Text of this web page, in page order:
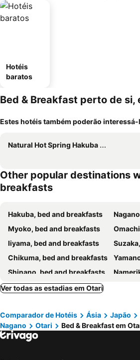
Hotéis
baratos
Bed & Breakfast perto de si,
Estes hotéis também poderão interessá-
Natural Hot Spring Hakuba Symphony
Other popular destinations
breakfasts
Hakuba, bed and breakfasts
Myoko, bed and breakfasts
Iiyama, bed and breakfasts
Chikuma, bed and breakfasts
Shinano, bed and breakfasts
Azumino, bed and breakfasts
Nakano, bed and breakfasts
Matsukawa, bed and breakfasts
Ver todas as estadias em Otari
Comparador de Hotéis Ásia Japão
Nagano
Otari Bed & Breakfast em